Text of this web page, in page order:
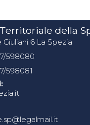
della
Giuliani 6 La Spezia
598080
598081